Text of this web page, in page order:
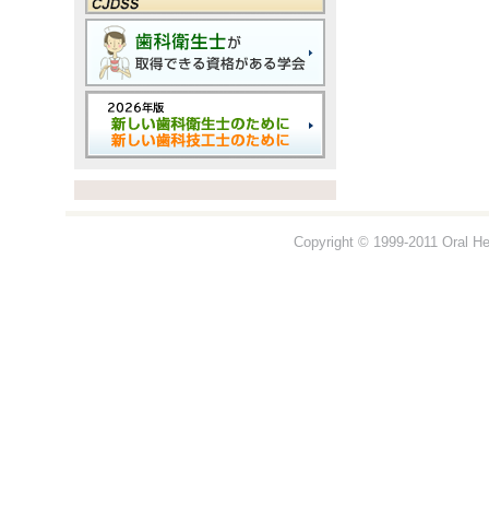
Copyright © 1999-2011 Oral